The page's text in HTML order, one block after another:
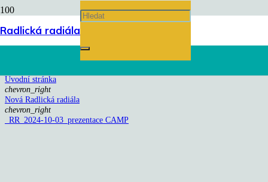
Radlická radiála
_RR_2024-10-03_prezentace
CAMP
Úvodní stránka
chevron_right
Nová Radlická radiála
chevron_right
_RR_2024-10-03_prezentace CAMP